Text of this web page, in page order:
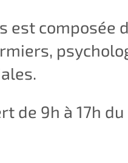
est composée
de 9h à 17h